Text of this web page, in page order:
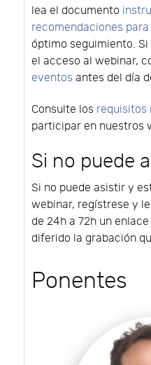
lea el documento
recomendaciones
óptimo seguimiento.
el acceso al webinar,
eventos antes del día
Consulte los requisitos
participar en nuestros
Si no puede
Si no puede asistir y
webinar, regístrese y
de 24h a 72h un
diferido la grabación
Ponentes